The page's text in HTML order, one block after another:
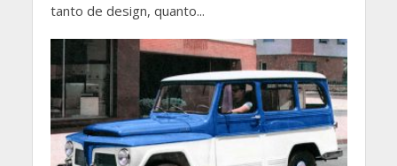
tanto de design, quanto...